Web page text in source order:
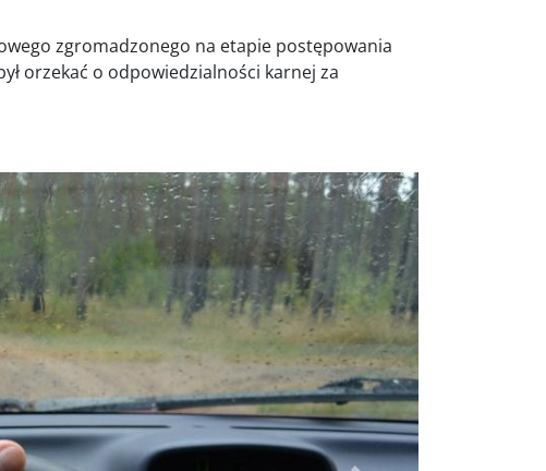
zgromadzonego na etapie postępowania
orzekać o odpowiedzialności karnej za